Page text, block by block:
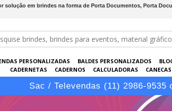
solução em brindes na forma de Porta Documentos, Porta
PERSONALIZADAS BALDES PERSONALIZADOS
CADERNETAS
CADERNOS CALCULADORAS CANECAS
DE BRINDES
COPOS ELETRÔNICOS
Sac / Televendas (11) 2986-9535